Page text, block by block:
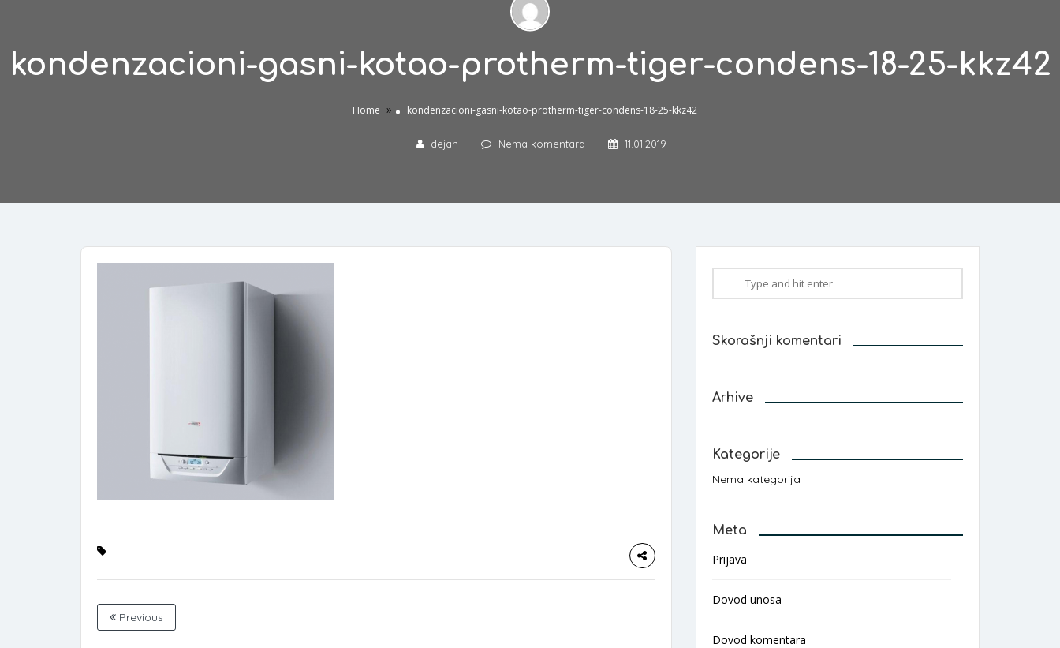
kondenzacioni-gasni-kotao-protherm-tiger-condens-18-25-kkz42
Home » kondenzacioni-gasni-kotao-protherm-tiger-condens-18-25-kkz42
dejan Nema komentara 11.01.2019
Previous
Skorašnji komentari
Arhive
Kategorije
Nema kategorija
Meta
Prijava
Dovod unosa
Dovod komentara